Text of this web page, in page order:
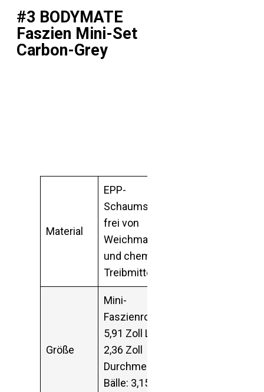
#3 BODYMATE
Faszien Mini-Set
Carbon-Grey
Material
EPP-
Schaumstoff,
frei von
Weichmachern
und chemischen
Treibmitteln
Größe
Mini-
Faszienrolle:
5,91 Zoll Länge,
2,36 Zoll
Durchmesser;
Bälle: 3,15 Zoll